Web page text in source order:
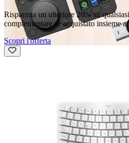
Risparmia un ulteriore 20% su
complementare se acquistato insieme
Scopri l'offerta